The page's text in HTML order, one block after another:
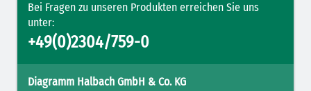
Bei Fragen zu unseren Produkten erreichen Sie uns
unter:
+49(0)2304/759-0
Diagramm Halbach GmbH & Co. KG